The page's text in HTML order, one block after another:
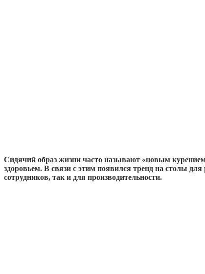
Сидячий образ жизни часто называют «новым
здоровьем. В связи с этим появился тренд на столы
сотрудников, так и для производительности.